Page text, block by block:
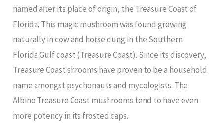
named after its place of origin, the Treasure Coast of
Florida. This magic mushroom was found growing
naturally in cow and horse dung in the Southern
Florida Gulf coast (Treasure Coast). Since its discovery,
Treasure Coast shrooms have proven to be a household
name amongst psychonauts and mycologists. The
Albino Treasure Coast mushrooms tend to have even
more potency in its frosted caps.